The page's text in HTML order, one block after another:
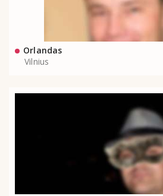
Orlandas
Vilnius